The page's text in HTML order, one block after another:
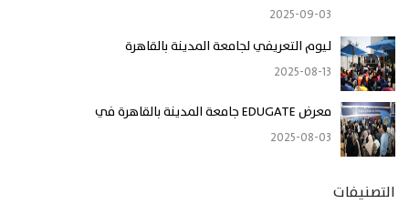
2025-09-03
ليوم التعريفي لجامعة المدينة بالقاهرة
2025-08-13
معرض EDUGATE جامعة المدينة بالقاهرة في
2025-08-03
التصنيفات